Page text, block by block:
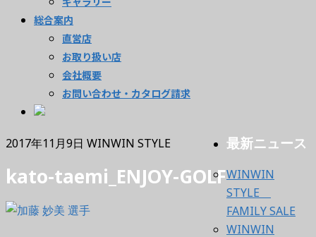
総合案内
直営店
お取り扱い店
会社概要
お問い合わせ・カタログ請求
2017年11月9日 WINWIN STYLE
kato-taemi_ENJOY-GOLF
最新ニュース
WINWIN
STYLE
FAMILY SALE
WINWIN